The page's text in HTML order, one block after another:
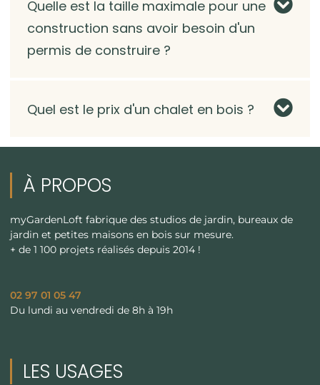
Quelle est la taille maximale pour une
construction sans avoir besoin d'un
permis de construire ?
Quel est le prix d'un chalet en bois ?
À PROPOS
myGardenLoft fabrique des studios de jardin, bureaux de
jardin et petites maisons en bois sur mesure.
+ de 1 100 projets réalisés depuis 2014 !
02 97 01 05 47
Du lundi au vendredi de 8h à 19h
LES USAGES